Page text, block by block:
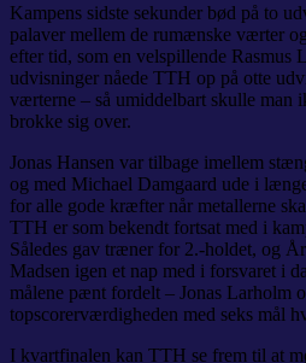
Kampens sidste sekunder bød på to
palaver mellem de rumænske værter
efter tid, som en velspillende Rasmus
udvisninger nåede TTH op på otte
værterne – så umiddelbart skulle man
brokke sig over.
Jonas Hansen var tilbage imellem
og med Michael Damgaard ude i
for alle gode kræfter når metallerne
TTH er som bekendt fortsat med i
Således gav træner for 2.-holdet, og
Madsen igen et nap med i forsvaret i
målene pænt fordelt – Jonas Larholm
topscorerværdigheden med seks mål
I kvartfinalen kan TTH se frem til at